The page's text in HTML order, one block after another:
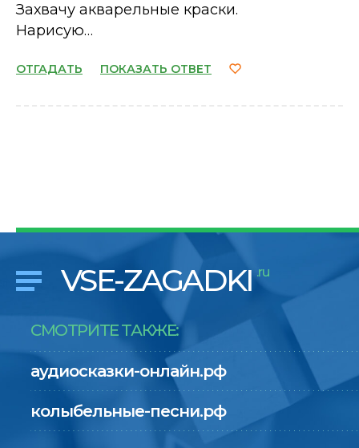
Захвачу акварельные краски.
Нарисую…
ОТГАДАТЬ ПОКАЗАТЬ ОТВЕТ
VSE-ZAGADKI .ru
СМОТРИТЕ ТАКЖЕ:
аудиосказки-онлайн.рф
колыбельные-песни.рф